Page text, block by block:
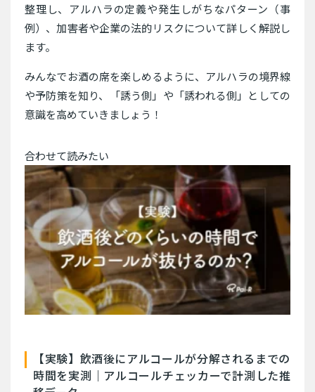
整理し、アルハラの定義や発生しがちなパターン（事
例）、加害者や企業の法的リスクについて詳しく解説し
ます。
みんなでお酒の席を楽しめるように、アルハラの境界線
や予防策を知り、「誘う側」や「誘われる側」としての
意識を高めていきましょう！
合わせて読みたい
【実験】飲酒後にアルコールが分解されるまでの
時間を実測｜アルコールチェッカーで計測した推